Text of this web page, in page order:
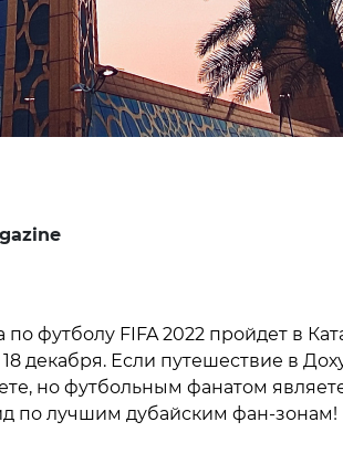
футболу FIFA 2022 пройдет в
декабря. Если путешествие в
но футбольным фанатом
по лучшим дубайским фан-зонам!